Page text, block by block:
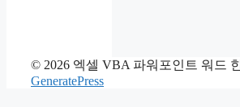
© 2026 엑셀 VBA 파워포인트 워드
GeneratePress